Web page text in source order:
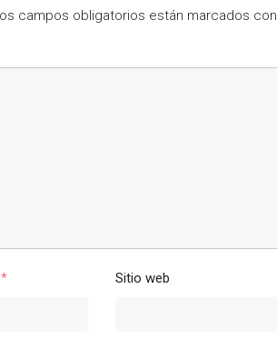
campos obligatorios están marcados con
* Sitio web